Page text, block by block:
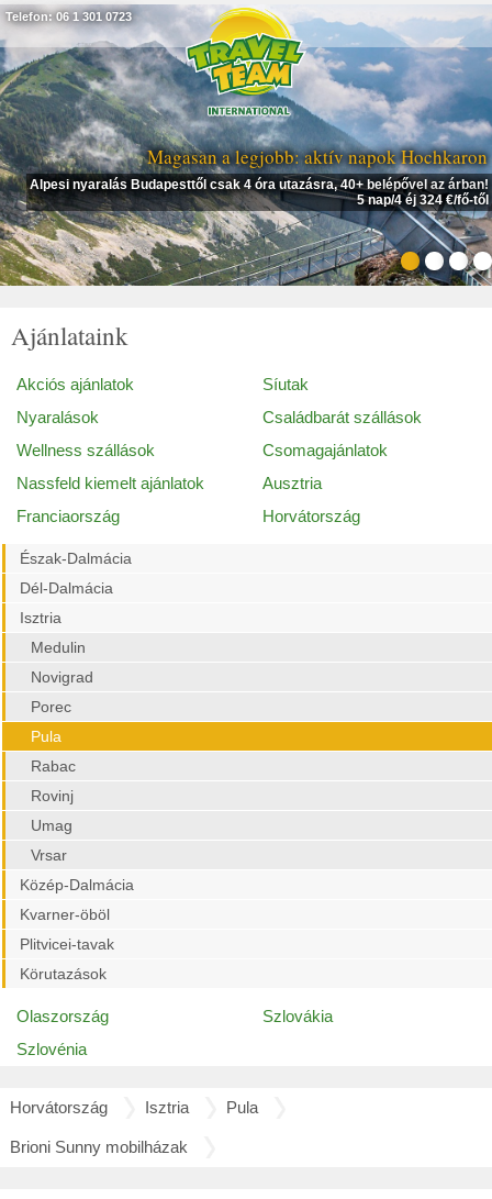
Magasan a legjobb: aktív napok Hochkaron
Alpesi nyaralás Budapesttől csak 4 óra utazásra, 40+ belépővel az árban!
5 nap/4 éj 324 €/fő-től
Telefon: 06 1 301 0723
Ajánlataink
Akciós ajánlatok
Síutak
Nyaralások
Családbarát szállások
Wellness szállások
Csomagajánlatok
Nassfeld kiemelt ajánlatok
Ausztria
Franciaország
Horvátország
Észak-Dalmácia
Dél-Dalmácia
Isztria
Medulin
Novigrad
Porec
Pula
Rabac
Rovinj
Umag
Vrsar
Közép-Dalmácia
Kvarner-öböl
Plitvicei-tavak
Körutazások
Olaszország
Szlovákia
Szlovénia
Horvátország Isztria Pula
Brioni Sunny mobilházak